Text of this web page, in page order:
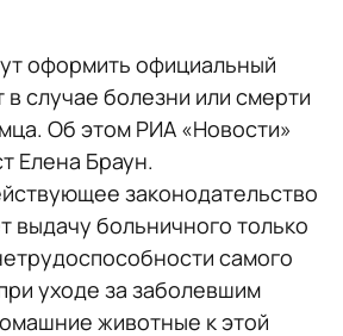
оформить официальный
случае болезни или смерти
Об этом РИА «Новости»
Елена Браун.
законодательство
выдачу больничного только
самого
уходе за заболевшим
животные к этой